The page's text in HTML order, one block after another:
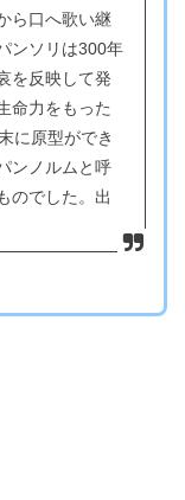
ら口へ歌い継
ンソリは300年
を反映して発
命力をもった
に原型ができ
ンノルムと呼
でした。 出